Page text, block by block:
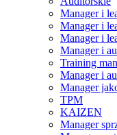
Manager i
Manager i
Manager i
Manager i
Training
Manager i
Manager
TPM
KAIZEN
Manager